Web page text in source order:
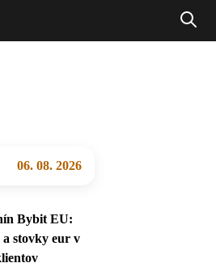
06. 08. 2026
Bybit EU:
stovky eur v